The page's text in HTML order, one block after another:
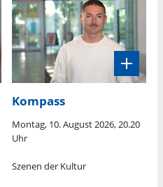
Kompass
Montag, 10. August 2026, 20.20
Uhr
Szenen der Kultur